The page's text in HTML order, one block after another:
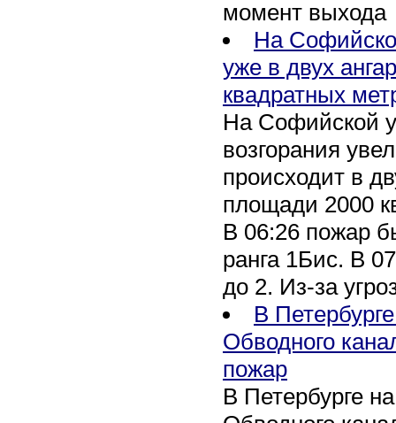
момент выхода
На
уже в двух
квадратных
На Софийской
возгорания
происходит в
площади 2000
В 06:26 пожар
ранга 1Бис. В
до 2. Из-за
В
Обводного
пожар
В Петербурге